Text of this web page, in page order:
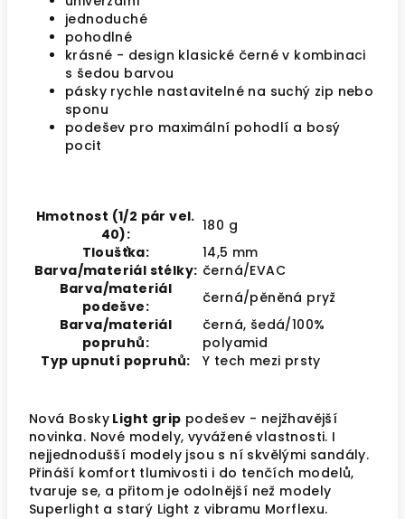
jednoduché
pohodlné
krásné - design klasické černé v kombinaci
s šedou barvou
pásky rychle nastavitelné na suchý zip nebo
sponu
podešev pro maximální pohodlí a bosý
pocit
Hmotnost (1/2 pár vel.
40):
180 g
Tloušťka:
14,5 mm
Barva/materiál stélky: černá/EVAC
Barva/materiál
podešve:
černá/pěněná pryž
Barva/materiál
popruhů:
černá, šedá/100%
polyamid
Typ upnutí popruhů:
Y tech mezi prsty
Nová Bosky Light grip podešev - nejžhavější
novinka. Nové modely, vyvážené vlastnosti. I
nejjednodušší modely jsou s ní skvělými sandály.
Přináší komfort tlumivosti i do tenčích modelů,
tvaruje se, a přitom je odolnější než modely
Superlight a starý Light z vibramu Morflexu.